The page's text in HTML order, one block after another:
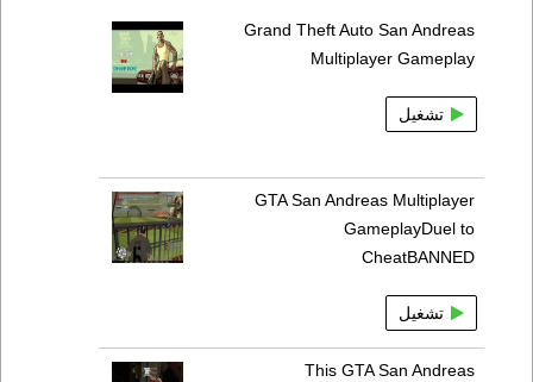
Grand Theft Auto San Andreas
Multiplayer Gameplay
تشغيل
GTA San Andreas Multiplayer
GameplayDuel to
CheatBANNED
تشغيل
This GTA San Andreas